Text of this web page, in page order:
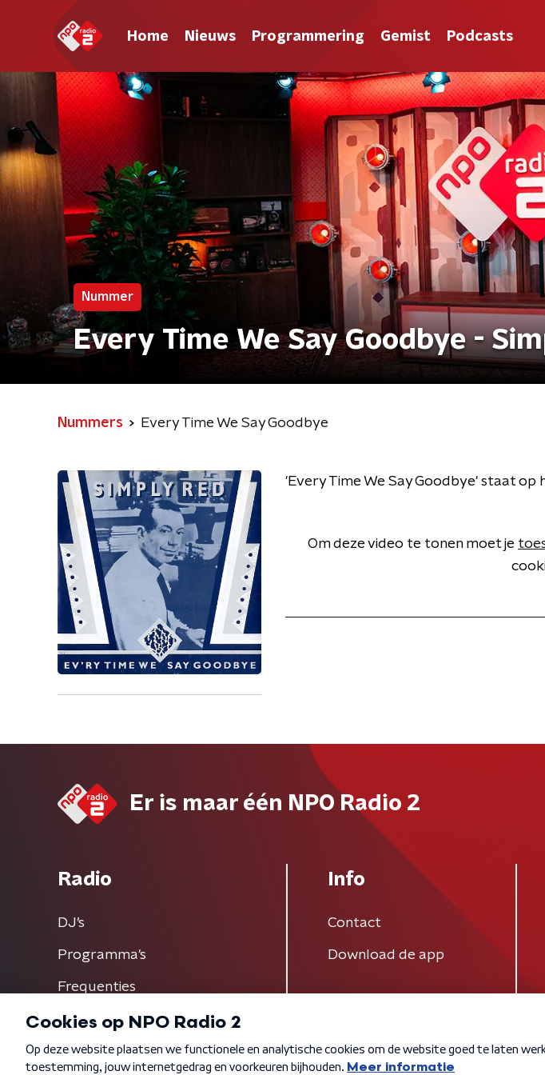
Home Nieuws Programmering Gemist Podcasts
Nummer
Every Time We Say Goodbye -
Nummers Every Time We Say Goodbye
'Every Time We Say Goodbye' staat op
Om deze video te tonen moet je
Er is maar één NPO Radio 2
Radio
DJ’s
Programma's
Frequenties
Info
Contact
Download de app